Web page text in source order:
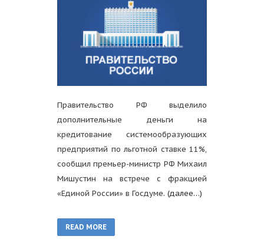
Правительство РФ выделило
дополнительные деньги на
кредитование системообразующих
предприятий по льготной ставке 11%,
сообщил премьер-министр РФ Михаил
Мишустин на встрече с фракцией
«Единой России» в Госдуме. (далее…)
READ MORE